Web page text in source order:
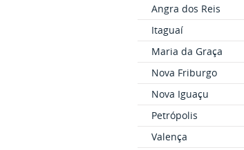
Angra dos Reis
Itaguaí
Maria da Graça
Nova Friburgo
Nova Iguaçu
Petrópolis
Valença